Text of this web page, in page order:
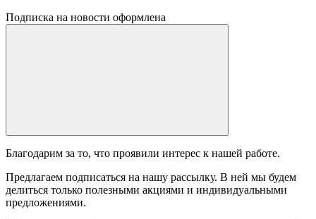
Подписка на новости оформлена
Благодарим за то, что проявили интерес к нашей работе.
Предлагаем подписаться на нашу рассылку. В ней мы будем
делиться только полезными акциями и индивидуальными
предложениями.